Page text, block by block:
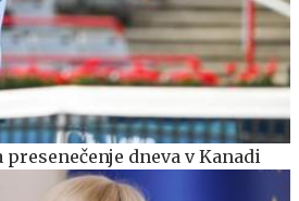
dneva v Kanadi